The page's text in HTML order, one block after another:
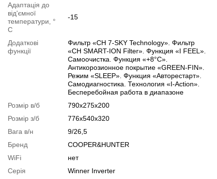
Адаптація до
від'ємної
температури, °
C
-15
Додаткові
функції
Фильтр «CH 7-SKY Technology». Фильтр
«CH SMART-ION Filter». Функция «I FEEL».
Самоочистка. Функция «+8°С».
Антикорозионное покрытие «GREEN-FIN».
Режим «SLEEP». Функция «Авторестарт».
Самодиагностика. Технология «I-Action».
Бесперебойная работа в диапазоне
Розмір в/б
790х275х200
Розмір з/б
776х540х320
Вага в/н
9/26,5
Бренд
COOPER&HUNTER
WiFi
нет
Серія
Winner Inverter